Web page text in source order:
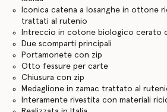
Iconica catena a losanghe in ottone
trattati al rutenio
Intreccio in cotone biologico cerato
Due scomparti principali
Portamonete con zip
Otto fessure per carte
Chiusura con zip
Medaglione in zamac trattato al
Interamente rivestita con materiali